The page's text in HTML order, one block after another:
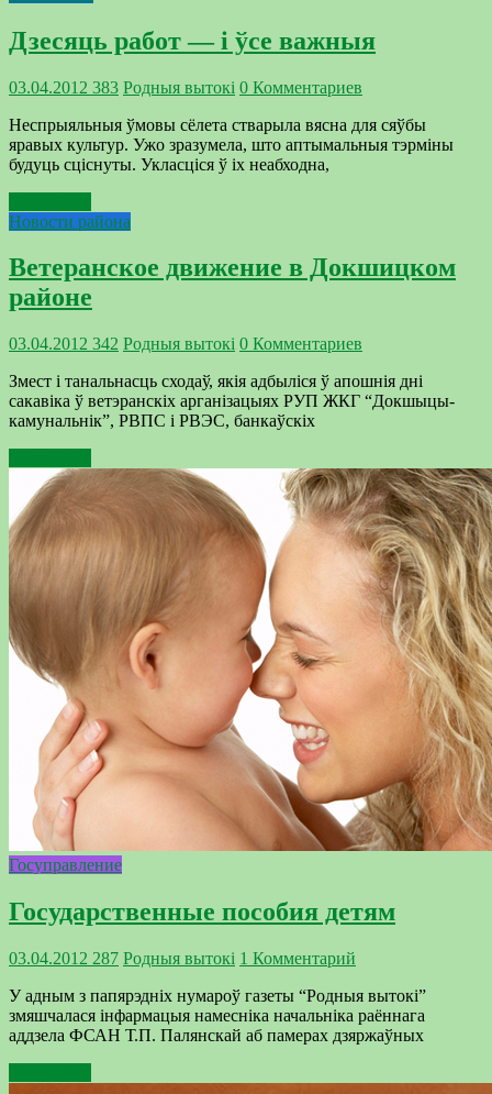
Дзесяць работ — і ўсе важныя
03.04.2012 383 Родныя вытокi 0 Комментариев
Неспрыяльныя ўмовы сёлета стварыла вясна для сяўбы
яравых культур. Ужо зразумела, што аптымальныя тэрміны
будуць сціснуты. Укласціся ў іх неабходна,
Новости района
Ветеранское движение в Докшицком
районе
03.04.2012 342 Родныя вытокi 0 Комментариев
Змест і танальнасць сходаў, якія адбыліся ў апошнія дні
сакавіка ў ветэранскіх арганізацыях РУП ЖКГ “Докшыцы-
камунальнік”, РВПС і РВЭС, банкаўскіх
Госуправление
Государственные пособия детям
03.04.2012 287 Родныя вытокi 1 Комментарий
У адным з папярэдніх нумароў газеты “Родныя вытокі”
змяшчалася інфармацыя намесніка начальніка раённага
аддзела ФСАН Т.П. Палянскай аб памерах дзяржаўных